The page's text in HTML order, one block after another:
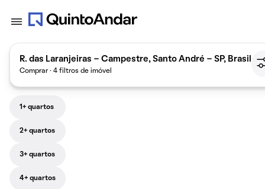
R. das Laranjeiras - Campestre, Santo André - SP, Brasil
Comprar · 4 filtros de imóvel
1+ quartos
2+ quartos
3+ quartos
4+ quartos